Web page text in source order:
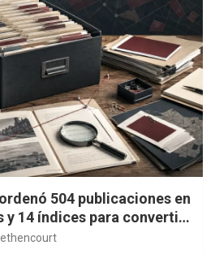
504 publicaciones en
y 14 índices para convertir
en memoria pública